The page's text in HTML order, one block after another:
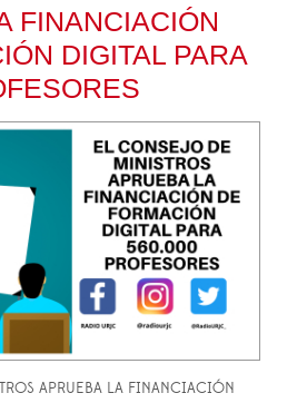
FINANCIACIÓN
DIGITAL PARA
APRUEBA LA FINANCIACIÓN